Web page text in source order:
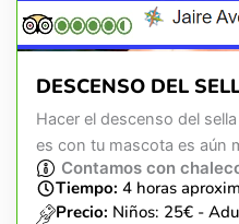
DESCENSO DEL
Hacer el descenso del
es con tu mascota es aún
Contamos con
Tiempo: 4 horas
Precio: Niños: 25€ -